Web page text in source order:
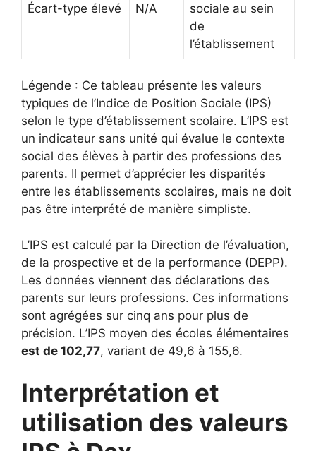
Écart-type élevé N/A
sociale au sein
de
l’établissement
Légende : Ce tableau présente les valeurs
typiques de l’Indice de Position Sociale (IPS)
selon le type d’établissement scolaire. L’IPS est
un indicateur sans unité qui évalue le contexte
social des élèves à partir des professions des
parents. Il permet d’apprécier les disparités
entre les établissements scolaires, mais ne doit
pas être interprété de manière simpliste.
L’IPS est calculé par la Direction de l’évaluation,
de la prospective et de la performance (DEPP).
Les données viennent des déclarations des
parents sur leurs professions. Ces informations
sont agrégées sur cinq ans pour plus de
précision. L’IPS moyen des écoles élémentaires
est de 102,77, variant de 49,6 à 155,6.
Interprétation et
utilisation des valeurs